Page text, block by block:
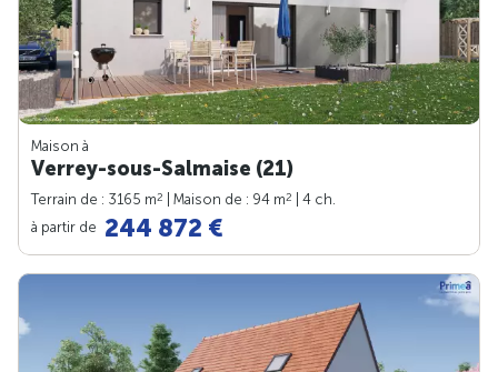
Maison à
Verrey-sous-Salmaise (21)
Terrain de : 3165 m2 | Maison de : 94 m2
| 4 ch.
à partir de 244 872 €